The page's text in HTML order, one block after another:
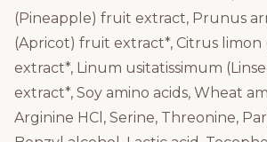
(Pineapple) fruit extract, Prunus
(Apricot) fruit extract*, Citrus limon
extract*, Linum usitatissimum
extract*, Soy amino acids, Wheat
Arginine HCl, Serine, Threonine,